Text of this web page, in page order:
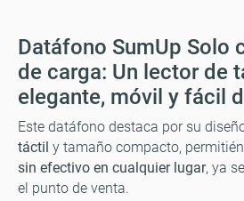
Datáfono SumUp Solo
de carga: Un lector de
elegante, móvil y fácil
Este datáfono destaca por su
táctil y tamaño compacto,
sin efectivo en cualquier lugar, ya
el punto de venta.